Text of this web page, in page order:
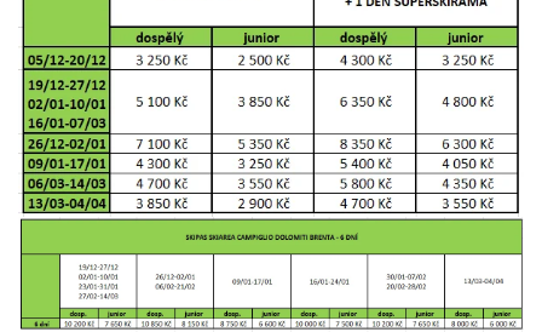
17 300 Kč rezervovat
27.03. - 03.04.27
sobota - sobota